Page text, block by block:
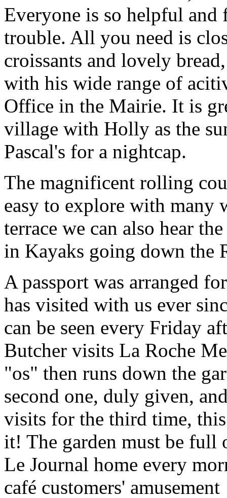
Everyone is so helpful
trouble. All you need is
croissants and lovely
with his wide range of
Office in the Mairie. It is
village with Holly as the
Pascal's for a nightcap.
The magnificent rolling
easy to explore with many
terrace we can also hear
in Kayaks going down the
A passport was arranged
has visited with us ever
can be seen every Friday
Butcher visits La Roche
"os" then runs down the
second one, duly given,
visits for the third time,
it! The garden must be full
Le Journal home every
café customers' amusement